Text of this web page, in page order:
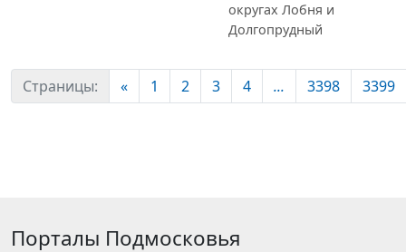
округах Лобня и
Долгопрудный
Страницы: « 1 2 3 4 ... 3398 3399
Порталы Подмосковья